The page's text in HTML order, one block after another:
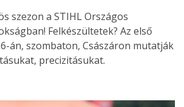
szezon a STIHL Országos
Felkészültetek? Az első
án, szombaton, Császáron mutatják
precizitásukat.